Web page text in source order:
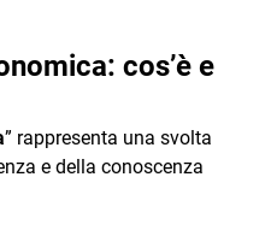
cos’è e
” rappresenta una svolta
e della conoscenza